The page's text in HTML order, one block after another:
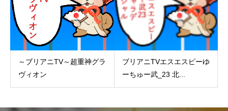
～ブリアニTV～超重神グラ
ヴィオン
ブリアニTVエスエスピーゆ
ーちゅー武_23 北...